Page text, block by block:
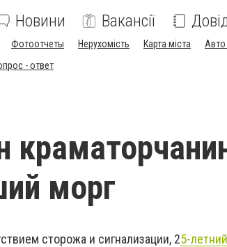
Новини Вакансії
Фотоотчеты Нерухомість Карта міста
- ответ
морг
сторожа и сигнализации, 25-